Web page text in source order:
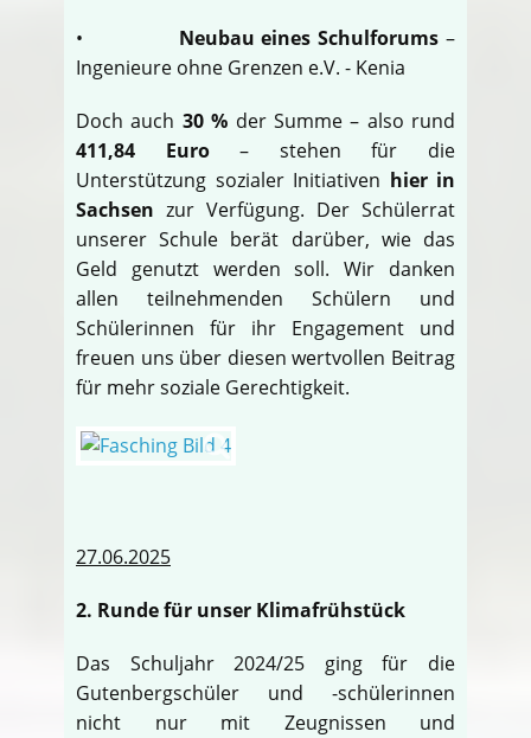
• Neubau eines Schulforums –
Ingenieure ohne Grenzen e.V. - Kenia
Doch auch 30 % der Summe – also rund
411,84 Euro– stehen für die
Unterstützung sozialer Initiativen hier in
Sachsen zur Verfügung. Der Schülerrat
unserer Schule berät darüber, wie das
Geld genutzt werden soll. Wir danken
allen teilnehmenden Schülern und
Schülerinnen für ihr Engagement und
freuen uns über diesen wertvollen Beitrag
für mehr soziale Gerechtigkeit.
27.06.2025
2. Runde für unser Klimafrühstück
Das Schuljahr 2024/25 ging für die
Gutenbergschüler und -schülerinnen
nicht nur mit Zeugnissen und